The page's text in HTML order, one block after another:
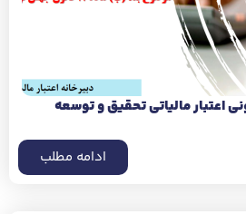
اعتبار مالیاتی تحقیق و توسعه
ادامه مطلب